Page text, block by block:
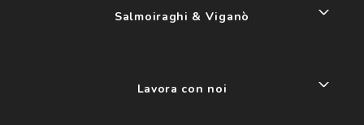
Salmoiraghi & Viganò
Lavora con noi